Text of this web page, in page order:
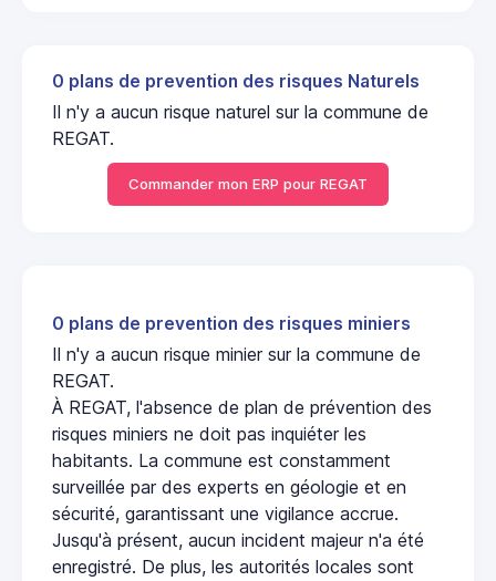
0 plans de prevention des risques Naturels
Il n'y a aucun risque naturel sur la commune de
REGAT.
Commander mon ERP pour REGAT
0 plans de prevention des risques miniers
Il n'y a aucun risque minier sur la commune de
REGAT.
À REGAT, l'absence de plan de prévention des
risques miniers ne doit pas inquiéter les
habitants. La commune est constamment
surveillée par des experts en géologie et en
sécurité, garantissant une vigilance accrue.
Jusqu'à présent, aucun incident majeur n'a été
enregistré. De plus, les autorités locales sont